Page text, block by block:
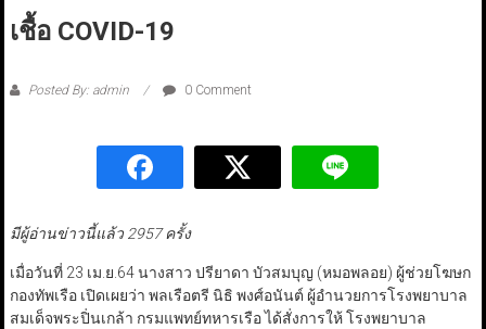
เชื้อ COVID-19
Posted By: admin 0 Comment
มีผู้อ่านข่าวนี้แล้ว 2957 ครั้ง
เมื่อวันที่ 23 เม.ย.64 นางสาว ปรียาดา บัวสมบุญ (หมอพลอย) ผู้ช่วยโฆษก
กองทัพเรือ เปิดเผยว่า พลเรือตรี นิธิ พงศ์อนันต์ ผู้อำนวยการโรงพยาบาล
สมเด็จพระปิ่นเกล้า กรมแพทย์ทหารเรือ ได้สั่งการให้ โรงพยาบาล